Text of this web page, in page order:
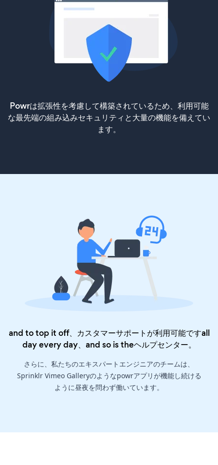
Powrは拡張性を考慮して構築されているため、利用可能
な最先端の組み込みセキュリティと大量の機能を備えてい
ます。
and to top it off、カスタマーサポートが利用可能ですall
day every day、and so is theヘルプセンター。
さらに、私たちのエキスパートエンジニアのチームは、
Sprinklr Vimeo Galleryのようなpowrアプリが機能し続ける
ように昼夜を問わず働いています。